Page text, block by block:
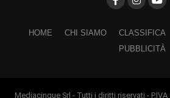
HOME CHI SIAMO CLASSIFICA
PUBBLICITÀ
Mediacinque Srl - Tutti i diritti riservati -